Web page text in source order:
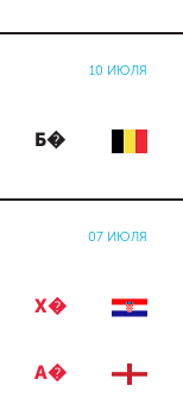
10 ИЮЛЯ
Б�
07 ИЮЛЯ
Х�
А�